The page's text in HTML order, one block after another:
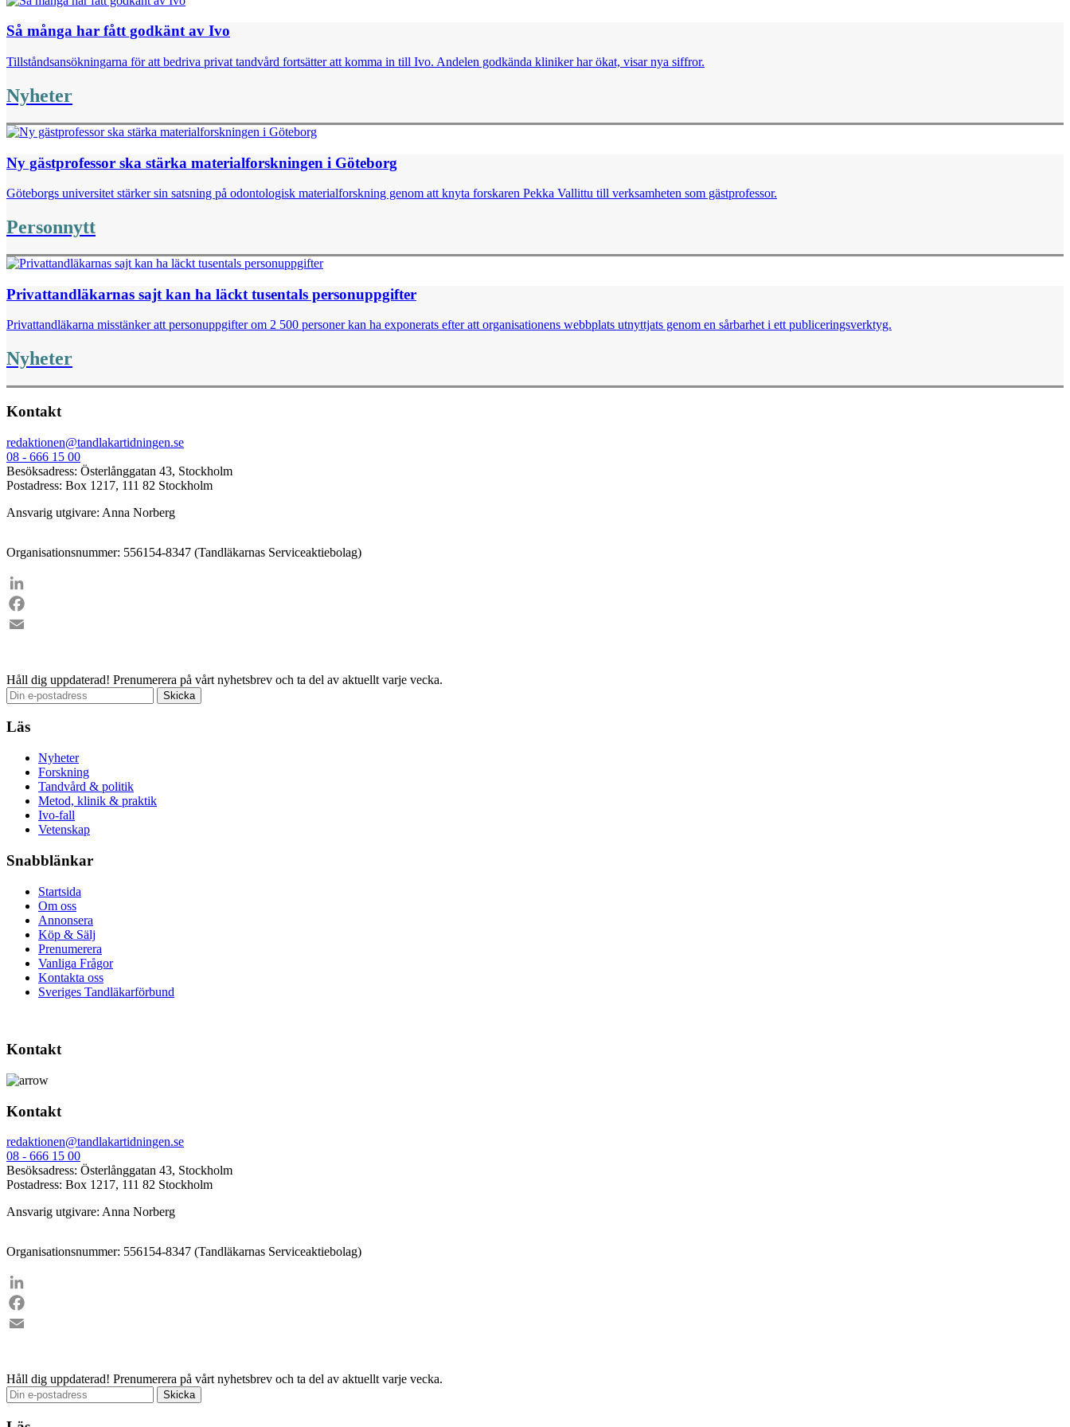
Så många har fått godkänt av Ivo
Tillståndsansökningarna för att bedriva privat tandvård fortsätter att komma in till Ivo. Andelen godkända kliniker har ökat, visar nya siffror.
Nyheter
Ny gästprofessor ska stärka materialforskningen i Göteborg
Göteborgs universitet stärker sin satsning på odontologisk materialforskning genom att knyta forskaren Pekka Vallittu till verksamheten som gästprofessor.
Personnytt
Privattandläkarnas sajt kan ha läckt tusentals personuppgifter
Privattandläkarna misstänker att personuppgifter om 2 500 personer kan ha exponerats efter att organisationens webbplats utnyttjats genom en sårbarhet i ett publiceringsverktyg.
Nyheter
Kontakt
redaktionen@tandlakartidningen.se
08 - 666 15 00
Besöksadress: Österlånggatan 43, Stockholm
Postadress: Box 1217, 111 82 Stockholm
Ansvarig utgivare: Anna Norberg
Organisationsnummer: 556154-8347 (Tandläkarnas Serviceaktiebolag)
LinkedIn
Facebook
Håll dig uppdaterad! Prenumerera på vårt nyhetsbrev och ta del av aktuellt varje vecka.
Läs
Nyheter
Forskning
Tandvård & politik
Metod, klinik & praktik
Ivo-fall
Vetenskap
Snabblänkar
Startsida
Om oss
Annonsera
Köp & Sälj
Prenumerera
Vanliga Frågor
Kontakta oss
Sveriges Tandläkarförbund
Kontakt
Kontakt
redaktionen@tandlakartidningen.se
08 - 666 15 00
Besöksadress: Österlånggatan 43, Stockholm
Postadress: Box 1217, 111 82 Stockholm
Ansvarig utgivare: Anna Norberg
Organisationsnummer: 556154-8347 (Tandläkarnas Serviceaktiebolag)
LinkedIn
Facebook
Håll dig uppdaterad! Prenumerera på vårt nyhetsbrev och ta del av aktuellt varje vecka.